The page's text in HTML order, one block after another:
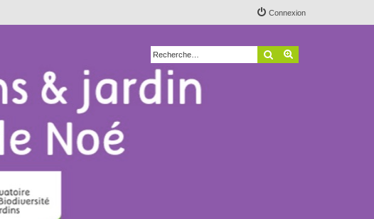
Connexion
Rechercher